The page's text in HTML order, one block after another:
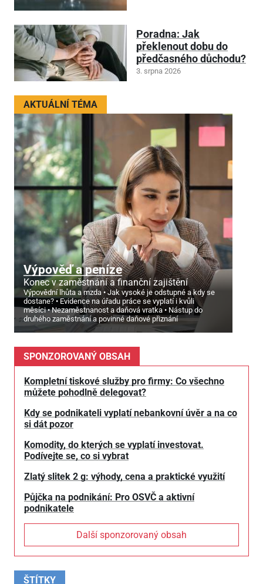
Poradna: Jak
překlenout dobu do
předčasného důchodu?
3. srpna 2026
AKTUÁLNÍ TÉMA
Výpověď a peníze
Konec v zaměstnání a finanční zajištění
Výpovědní lhůta a mzda
Jak vysoké je odstupné a kdy se
dostane?
Evidence na úřadu práce se vyplatí i kvůli
měsíci
Nezaměstnanost a daňová vratka
Nástup do
druhého zaměstnání a povinné daňové přiznání
SPONZOROVANÝ OBSAH
Kompletní tiskové služby pro firmy: Co všechno
můžete pohodlně delegovat?
Kdy se podnikateli vyplatí nebankovní úvěr a na co
si dát pozor
Komodity, do kterých se vyplatí investovat.
Podívejte se, co si vybrat
Zlatý slitek 2 g: výhody, cena a praktické využití
Půjčka na podnikání: Pro OSVČ a aktivní
podnikatele
Další sponzorovaný obsah
ŠTÍTKY